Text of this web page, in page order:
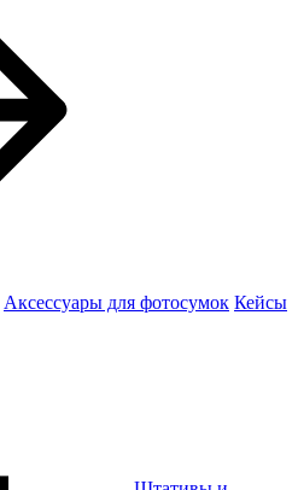
Аксессуары для фотосумок Кейсы